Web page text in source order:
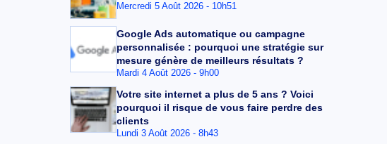
Mercredi 5 Août 2026 - 10h51
Google Ads automatique ou campagne
personnalisée : pourquoi une stratégie sur
mesure génère de meilleurs résultats ?
Mardi 4 Août 2026 - 9h00
Votre site internet a plus de 5 ans ? Voici
pourquoi il risque de vous faire perdre des
clients
Lundi 3 Août 2026 - 8h43